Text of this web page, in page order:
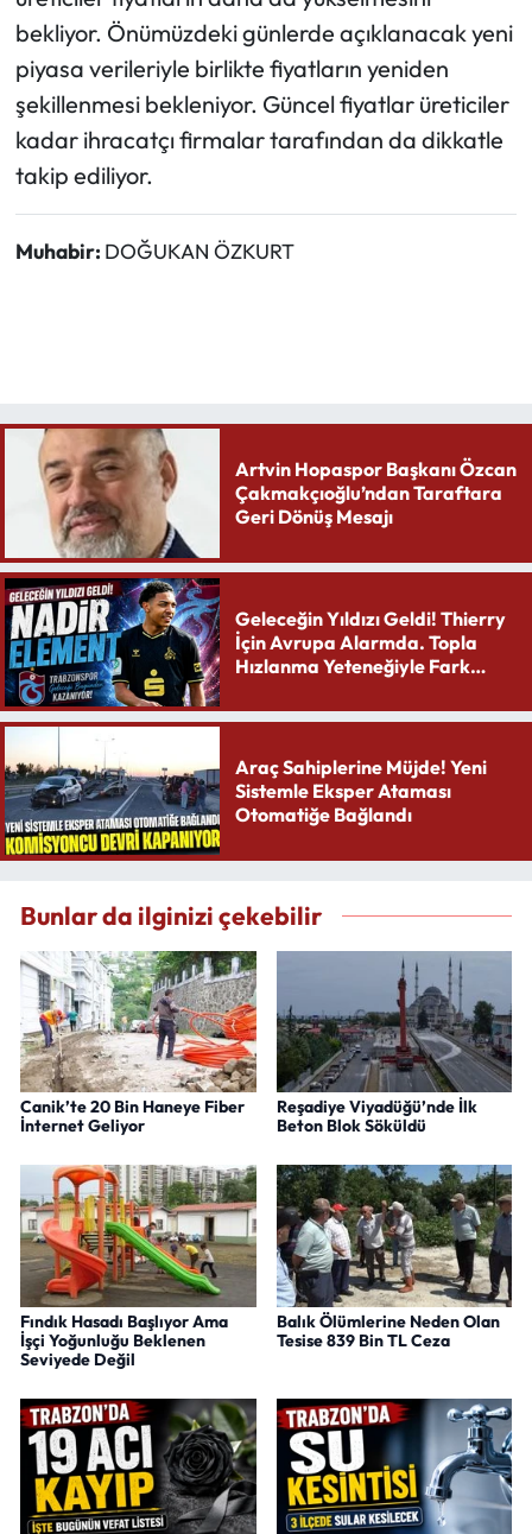
bekliyor. Önümüzdeki günlerde açıklanacak yeni
piyasa verileriyle birlikte fiyatların yeniden
şekillenmesi bekleniyor. Güncel fiyatlar üreticiler
kadar ihracatçı firmalar tarafından da dikkatle
takip ediliyor.
Muhabir: DOĞUKAN ÖZKURT
Artvin Hopaspor Başkanı Özcan
Çakmakçıoğlu’ndan Taraftara
Geri Dönüş Mesajı
Geleceğin Yıldızı Geldi! Thierry
İçin Avrupa Alarmda. Topla
Hızlanma Yeteneğiyle Fark
Araç Sahiplerine Müjde! Yeni
Sistemle Eksper Ataması
Otomatiğe Bağlandı
Bunlar da ilginizi çekebilir
Canik’te 20 Bin Haneye Fiber
İnternet Geliyor
Reşadiye Viyadüğü’nde İlk
Beton Blok Söküldü
Fındık Hasadı Başlıyor Ama
İşçi Yoğunluğu Beklenen
Seviyede Değil
Balık Ölümlerine Neden Olan
Tesise 839 Bin TL Ceza